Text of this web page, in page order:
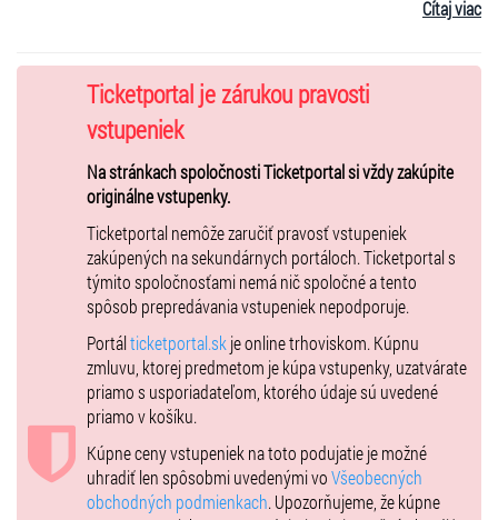
Ateliéru Babylon pod hlavičkou celoročného festivalu City Sounds.
https://youtu.be/ZLjreOI-v_o
Samuel Hošek je mladý spevák a výtvarník, ktorý na seba
v súčasnosti púta pozornosť prostredníctvom viacerých hudobných
projektov. Ako spevák hosťoval na albume V hmle (2017) slovenskej
elektroakustickej formácie Fallgrapp, pričom spolupracoval aj s
originálnou jazz-fusion formáciou Ľudové Mladistvá. Ako sprievodný
vokalista sa objavil na pódiu s menami, ako Marika Gombitová, Lucie
Bílá, či Majk Spirit. Široká verejnosť si ho však môže pamätať aj ako
sprievodného speváka finálových kôl Česko-Slovenskej Superstar.
V súčasnosti pracuje tento 27-ročný rodák z Bratislavy na svojom
debutovom albume s producentom Jurešom Líškom z Fallgrappu.
Na potrebu uberať sa vlastným tvorivým smerom upozornil už
v minulosti, singlami Own World (2015) a Phone Call (2016). Sám
však priznáva, že v tomto období ešte presne nevedel, kam smeruje
a ako svoju tvorbu uchopiť. „Posledný rok bol pre mňa veľmi
prínosný, nielen čo sa týka životných skúseností... Odrazu to prišlo
všetko samé a sám som pocítil potrebu dať skladby von,“ uviedol na
margo pripravovaného albumu Hošek. Jeho aktuálna tvorba
v súčasnosti odzrkadľuje nielen jeho vnútorný život, ale aj ranú
Čítaj viac
Ticketportal je zárukou pravosti
vstupeniek
Na stránkach spoločnosti Ticketportal si vždy zakúpite
originálne vstupenky.
Ticketportal nemôže zaručiť pravosť vstupeniek
zakúpených na sekundárnych portáloch. Ticketportal s
týmito spoločnosťami nemá nič spoločné a tento
spôsob prepredávania vstupeniek nepodporuje.
Portálticketportal.sk je online trhoviskom. Kúpnu
zmluvu, ktorej predmetom je kúpa vstupenky, uzatvárate
priamo s usporiadateľom, ktorého údaje sú uvedené
priamo v košíku.
Kúpne ceny vstupeniek na toto podujatie je možné
uhradiť len spôsobmi uvedenými voVšeobecných
obchodných podmienkach. Upozorňujeme, že kúpne